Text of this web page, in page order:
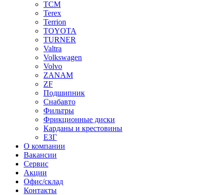
TCM
Terex
Terrion
TOYOTA
TURNER
Valtra
Volkswagen
Volvo
ZANAM
ZF
Подшипник
Снабавто
Фильтры
Фрикционные диски
Карданы и крестовины
ЕЗГ
О компании
Вакансии
Сервис
Акции
Офис/склад
Контакты